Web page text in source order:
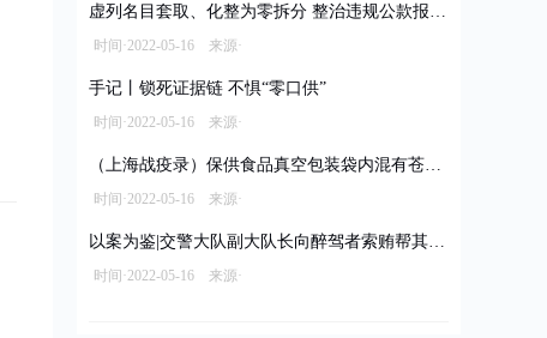
虚列名目套取、化整为零拆分 整治违规公款报销乱象
时间·2022-05-16 来源·
手记丨锁死证据链 不惧“零口供”
时间·2022-05-16 来源·
（上海战疫录）保供食品真空包装袋内混有苍蝇 经销商被立案调查拟罚款10万元
时间·2022-05-16 来源·
以案为鉴|交警大队副大队长向醉驾者索贿帮其脱罪
时间·2022-05-16 来源·